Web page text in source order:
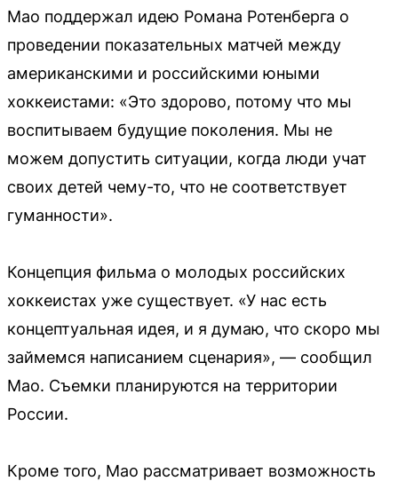
Мао поддержал идею Романа Ротенберга о
проведении показательных матчей между
американскими и российскими юными
хоккеистами: «Это здорово, потому что мы
воспитываем будущие поколения. Мы не
можем допустить ситуации, когда люди учат
своих детей чему-то, что не соответствует
гуманности».
Концепция фильма о молодых российских
хоккеистах уже существует. «У нас есть
концептуальная идея, и я думаю, что скоро мы
займемся написанием сценария», — сообщил
Мао. Съемки планируются на территории
России.
Кроме того, Мао рассматривает возможность